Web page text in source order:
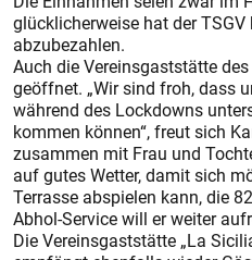
glücklicherweise hat der TSGV
abzubezahlen.
Auch die Vereinsgaststätte
geöffnet. „Wir sind froh, dass
während des Lockdowns
kommen können“, freut sich
zusammen mit Frau und
auf gutes Wetter, damit sich
Terrasse abspielen kann, die
Abhol-Service will er weiter
Die Vereinsgaststätte „La